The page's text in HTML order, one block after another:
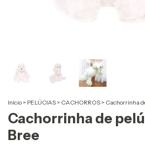
Início > PELÚCIAS > CACHORROS > Cachorrinha
Cachorrinha de
Bree